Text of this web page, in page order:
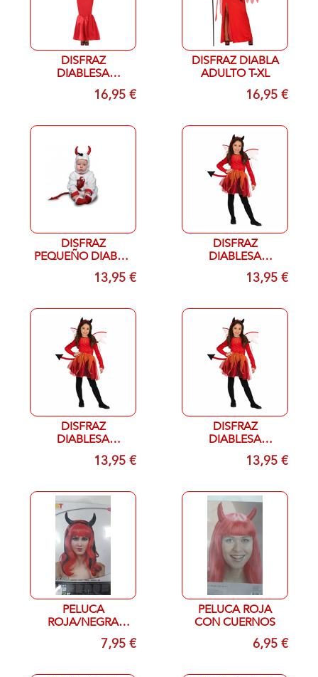
DISFRAZ
DIABLESA
ADULTO T- XL
16,95 €
DISFRAZ DIABLA
ADULTO T-XL
16,95 €
DISFRAZ
PEQUEÑO DIABLO
INFANTIL T- 7/12
MESES13,95 €
DISFRAZ
DIABLESA
INFANTIL T- 5/6
AÑOS13,95 €
DISFRAZ
DIABLESA
INFANTIL T- 7/9
AÑOS13,95 €
DISFRAZ
DIABLESA
INFANTIL T- 10/12
AÑOS13,95 €
PELUCA
ROJA/NEGRA
LARGA CON
CUERNOS7,95 €
PELUCA ROJA
CON CUERNOS
6,95 €